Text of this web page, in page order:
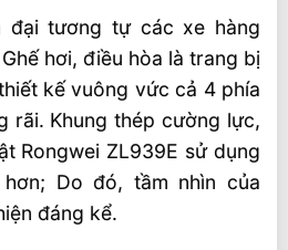
đại tương tự các xe hàng
hơi, điều hòa là trang bị
kế vuông vức cả 4 phía
rãi. Khung thép cường lực,
Rongwei ZL939E sử dụng
Do đó, tầm nhìn của
đáng kể.